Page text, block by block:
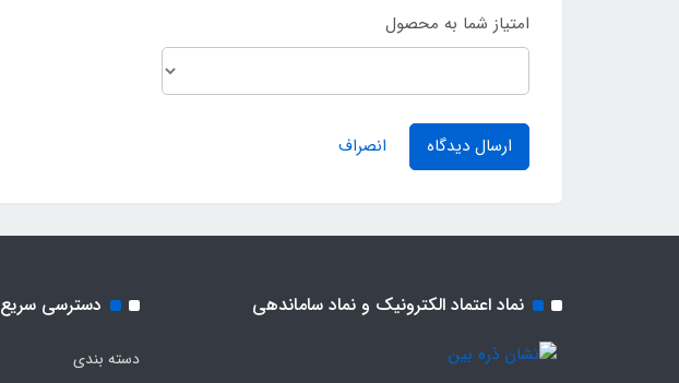
امتیاز شما به محصول
ارسال دیدگاه انصراف
نماد اعتماد الکترونیک و نماد ساماندهی دسترسی سریع
دسته بندی